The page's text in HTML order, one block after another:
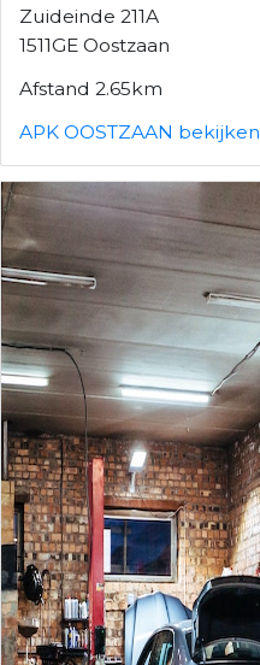
Zuideinde 211A
1511GE Oostzaan
Afstand 2.65km
APK OOSTZAAN bekijken